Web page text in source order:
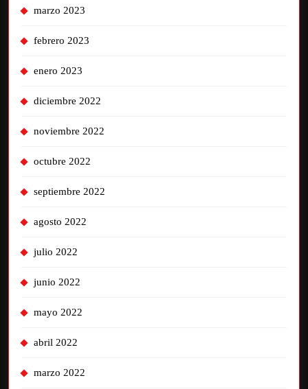
marzo 2023
febrero 2023
enero 2023
diciembre 2022
noviembre 2022
octubre 2022
septiembre 2022
agosto 2022
julio 2022
junio 2022
mayo 2022
abril 2022
marzo 2022